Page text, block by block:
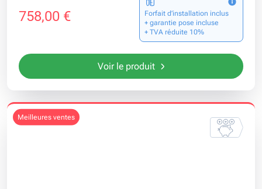
758,00 €
Forfait d’installation inclus
+ garantie pose incluse
+ TVA réduite 10%
Voir le produit
meilleures ventes